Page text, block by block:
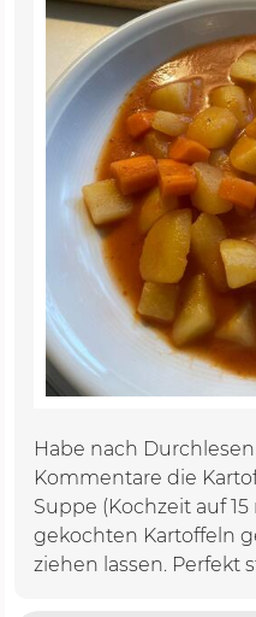
Habe nach
Kommentare die
Suppe (Kochzeit auf
gekochten Kartoffeln
ziehen lassen. Perfekt